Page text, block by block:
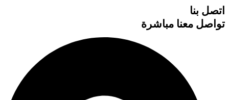
اتصل بنا
تواصل معنا مباشرة